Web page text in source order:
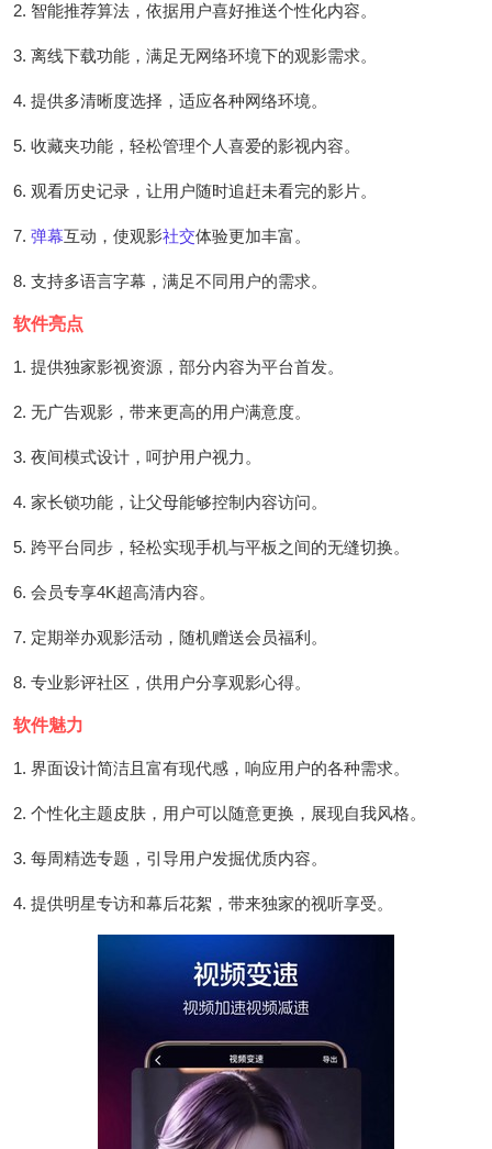
2. 智能推荐算法，依据用户喜好推送个性化内容。
3. 离线下载功能，满足无网络环境下的观影需求。
4. 提供多清晰度选择，适应各种网络环境。
5. 收藏夹功能，轻松管理个人喜爱的影视内容。
6. 观看历史记录，让用户随时追赶未看完的影片。
7. 弹幕互动，使观影社交体验更加丰富。
8. 支持多语言字幕，满足不同用户的需求。
软件亮点
1. 提供独家影视资源，部分内容为平台首发。
2. 无广告观影，带来更高的用户满意度。
3. 夜间模式设计，呵护用户视力。
4. 家长锁功能，让父母能够控制内容访问。
5. 跨平台同步，轻松实现手机与平板之间的无缝切换。
6. 会员专享4K超高清内容。
7. 定期举办观影活动，随机赠送会员福利。
8. 专业影评社区，供用户分享观影心得。
软件魅力
1. 界面设计简洁且富有现代感，响应用户的各种需求。
2. 个性化主题皮肤，用户可以随意更换，展现自我风格。
3. 每周精选专题，引导用户发掘优质内容。
4. 提供明星专访和幕后花絮，带来独家的视听享受。